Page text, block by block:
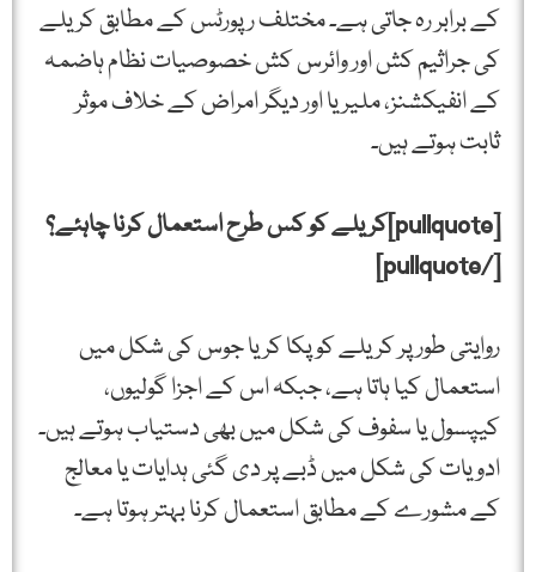
کے برابر رہ جاتی ہے۔ مختلف رپورٹس کے مطابق کریلے
کی جراثیم کش اور وائرس کش خصوصیات نظام ہاضمہ
کے انفیکشنز، ملیریا اور دیگر امراض کے خلاف موثر
ثابت ہوتے ہیں۔
[pullquote]کریلے کو کس طرح استعمال کرنا چاہئے؟
[/pullquote]
روایتی طور پر کریلے کو پکا کر یا جوس کی شکل میں
استعمال کیا ہاتا ہے، جبکہ اس کے اجزا گولیوں،
کیپسول یا سفوف کی شکل میں بھی دستیاب ہوتے ہیں۔
ادویات کی شکل میں ڈبے پر دی گئی ہدایات یا معالج
کے مشورے کے مطابق استعمال کرنا بہتر ہوتا ہے۔